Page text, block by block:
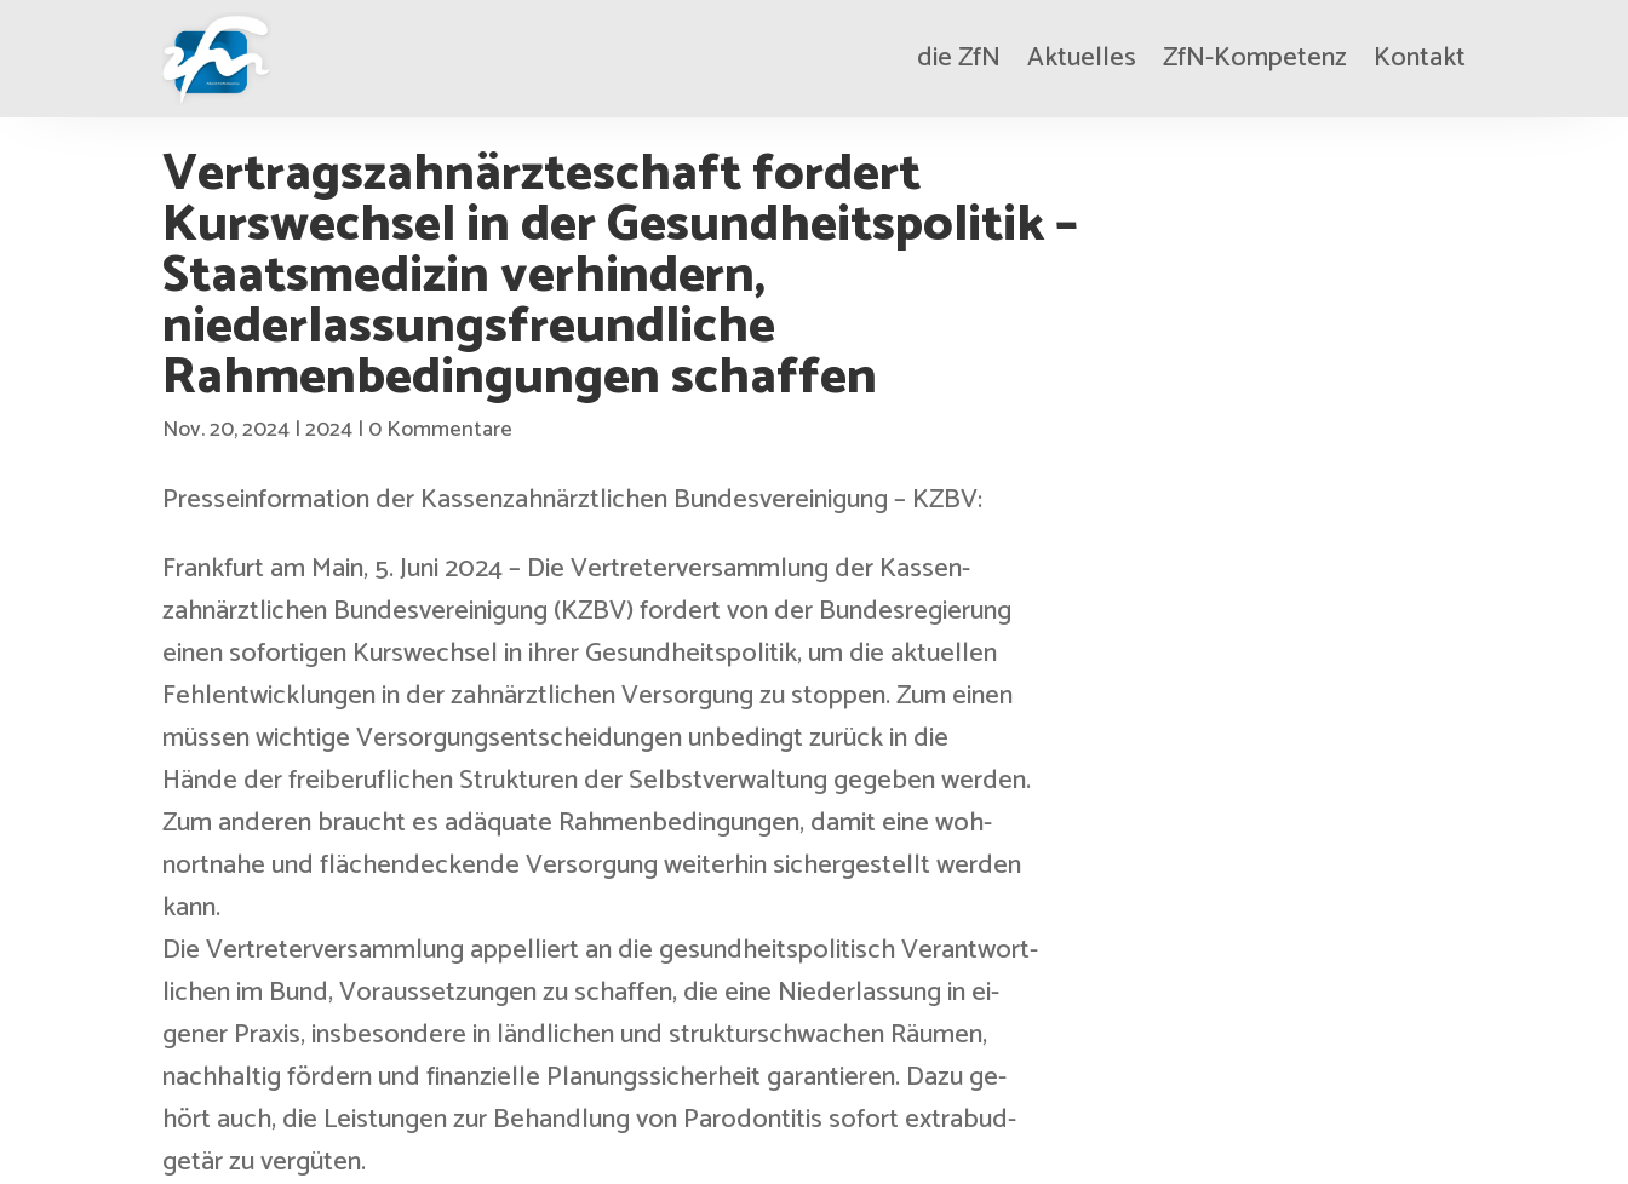
die ZfN Aktuelles ZfN-Kompetenz Kontakt
Vertragszahnärzteschaft fordert
Kurswechsel in der Gesundheitspolitik –
Staatsmedizin verhindern,
niederlassungsfreundliche
Rahmenbedingungen schaffen
Nov. 20, 2024 |2024 | 0 Kommentare
Presseinformation der Kassenzahnärztlichen Bundesvereinigung – KZBV:
Frankfurt am Main, 5. Juni 2024 – Die Vertreterversammlung der Kassen-
zahnärztlichen Bundesvereinigung (KZBV) fordert von der Bundesregierung
einen sofortigen Kurswechsel in ihrer Gesundheitspolitik, um die aktuellen
Fehlentwicklungen in der zahnärztlichen Versorgung zu stoppen. Zum einen
müssen wichtige Versorgungsentscheidungen unbedingt zurück in die
Hände der freiberuflichen Strukturen der Selbstverwaltung gegeben werden.
Zum anderen braucht es adäquate Rahmenbedingungen, damit eine woh-
nortnahe und flächendeckende Versorgung weiterhin sichergestellt werden
kann.
Die Vertreterversammlung appelliert an die gesundheitspolitisch Verantwort-
lichen im Bund, Voraussetzungen zu schaffen, die eine Niederlassung in ei-
gener Praxis, insbesondere in ländlichen und strukturschwachen Räumen,
nachhaltig fördern und finanzielle Planungssicherheit garantieren. Dazu ge-
hört auch, die Leistungen zur Behandlung von Parodontitis sofort extrabud-
getär zu vergüten.